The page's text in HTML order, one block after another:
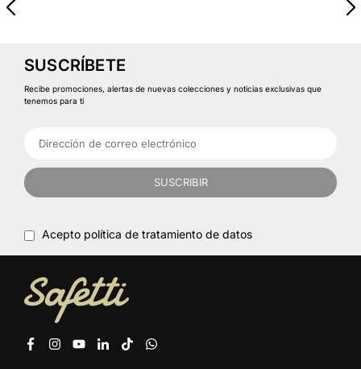
SUSCRÍBETE
Recibe promociones, alertas de nuevas colecciones y noticias exclusivas que
tenemos para ti
SUSCRIBIR
Acepto política de tratamiento de datos
FacebookInstagram
YouTubeLinkedin
TikTok